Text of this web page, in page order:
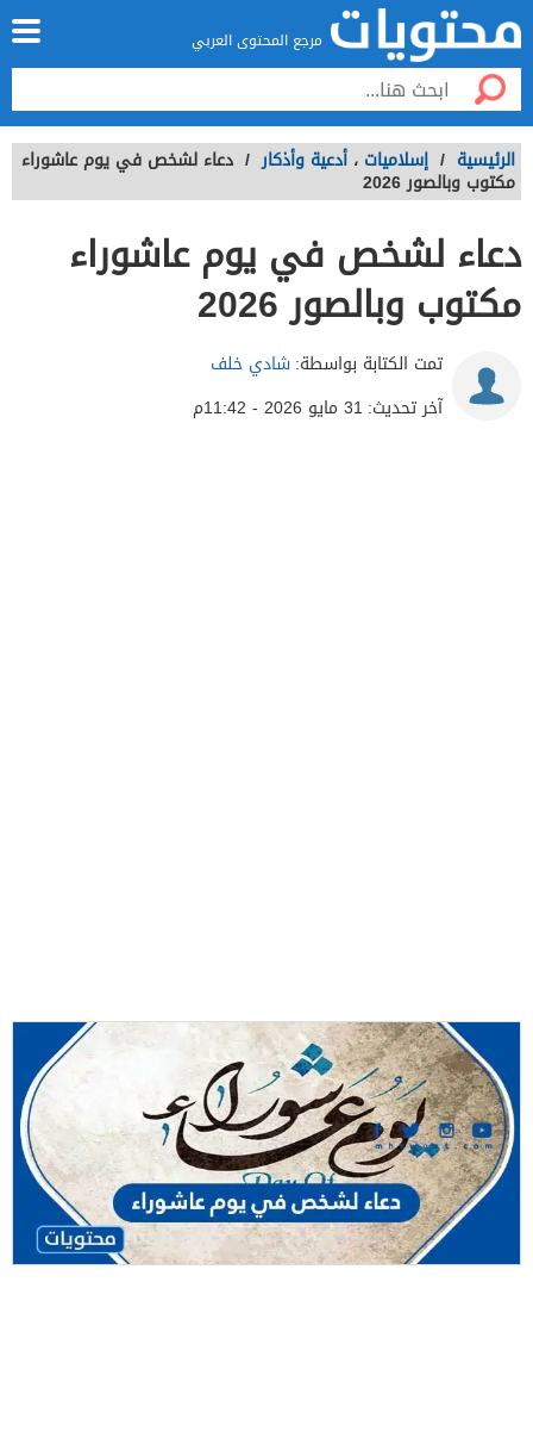
مرجع المحتوى العربي
الرئيسية / إسلاميات ، أدعية وأذكار / دعاء لشخص في يوم عاشوراء
مكتوب وبالصور 2026
دعاء لشخص في يوم عاشوراء
مكتوب وبالصور 2026
تمت الكتابة بواسطة:شادي خلف
آخر تحديث: 31 مايو 2026 - 11:42م